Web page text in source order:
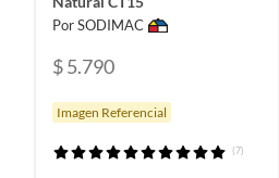
Por SODIMAC
$ 5.790
Imagen Referencial
(7)